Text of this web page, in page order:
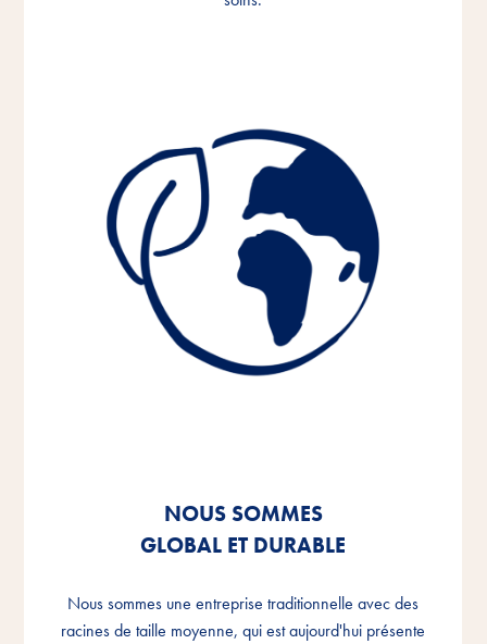
NOUS SOMMES
GLOBAL ET DURABLE
Nous sommes une entreprise traditionnelle avec des
racines de taille moyenne, qui est aujourd'hui présente
NOUS SOMMES
GLOBAL ET DURABLE
Nous sommes une entreprise traditionnelle avec des
racines de taille moyenne, qui est aujourd'hui présente
NOUS SOMMES
GLOBAL ET DURABLE
Nous sommes une entreprise traditionnelle avec des
racines de taille moyenne, qui est aujourd'hui présente